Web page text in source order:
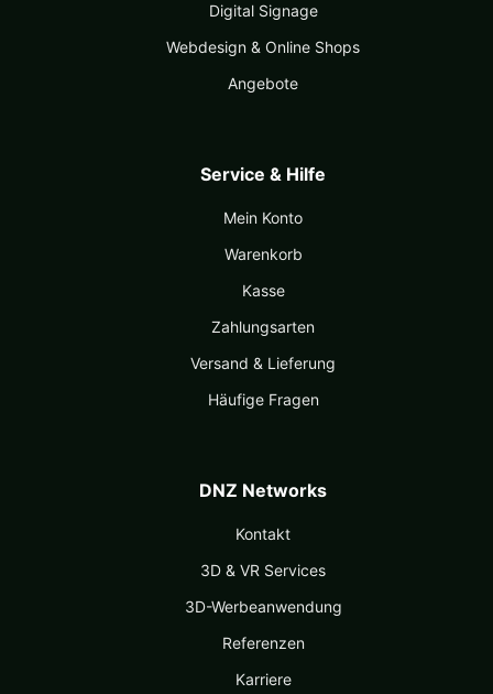
Digital Signage
Webdesign & Online Shops
Angebote
Service & Hilfe
Mein Konto
Warenkorb
Kasse
Zahlungsarten
Versand & Lieferung
Häufige Fragen
DNZ Networks
Kontakt
3D & VR Services
3D-Werbeanwendung
Referenzen
Karriere